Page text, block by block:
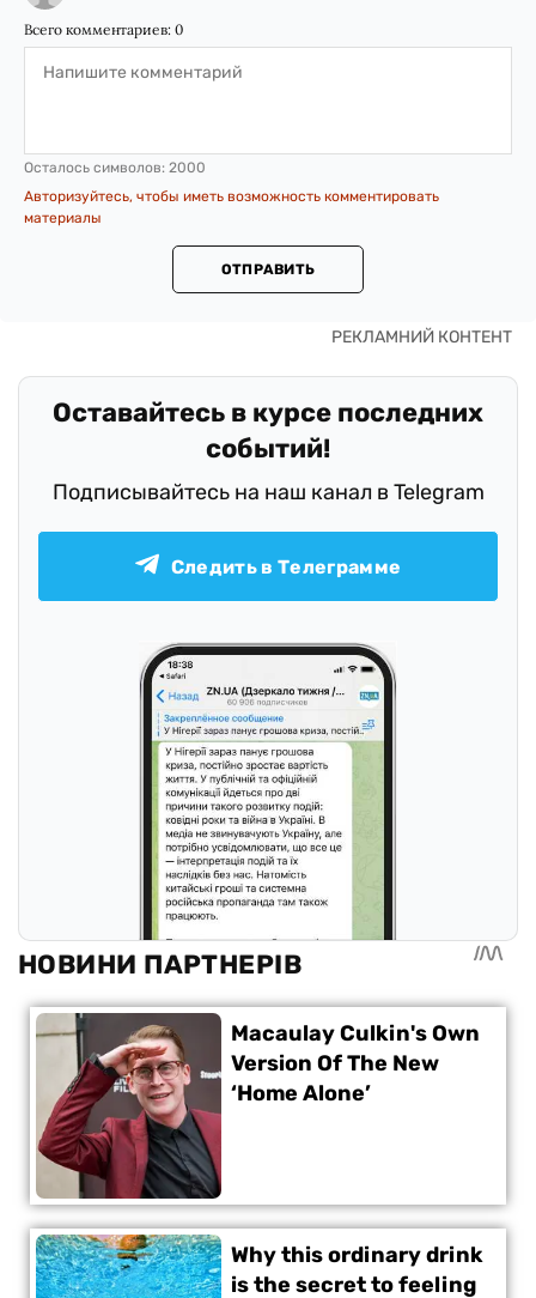
Всего комментариев: 0
Осталось символов: 2000
Авторизуйтесь, чтобы иметь возможность комментировать
материалы
ОТПРАВИТЬ
Оставайтесь в курсе последних
событий!
Подписывайтесь на наш канал в Telegram
Следить в Телеграмме